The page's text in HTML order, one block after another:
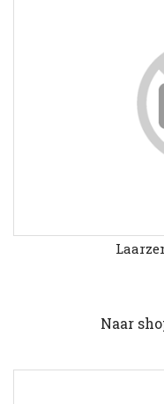
Naar